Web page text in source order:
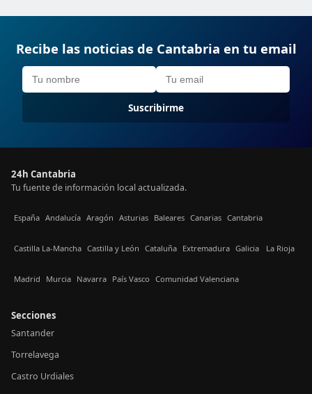
Recibe las noticias de Cantabria en tu email
Suscribirme
24h Cantabria
Tu fuente de información local actualizada.
España Andalucía Aragón Asturias Baleares Canarias Cantabria
Castilla La-Mancha Castilla y León Cataluña Extremadura Galicia La Rioja
Madrid Murcia Navarra País Vasco Comunidad Valenciana
Secciones
Santander
Torrelavega
Castro Urdiales